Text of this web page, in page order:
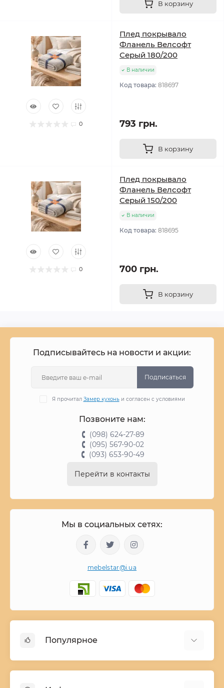
В корзину
0
Плед покрывало
Фланель Велсофт
Серый 180/200
В наличии
Код товара: 818697
793 грн.
В корзину
0
Плед покрывало
Фланель Велсофт
Серый 150/200
В наличии
Код товара: 818695
700 грн.
В корзину
Подписывайтесь на новости и акции:
Подписаться
Я прочитал Замер кухоньи согласен с условиями
Позвоните нам:
(098) 624-27-89
(095) 567-90-02
(093) 653-90-49
Перейти в контакты
Мы в социальных сетях:
mebelstar@i.ua
Популярное